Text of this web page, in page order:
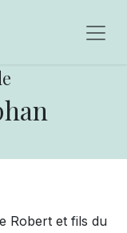
Robert et fils du